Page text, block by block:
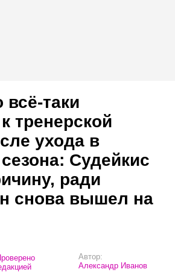
таки
тренерской
ухода в
Судейкис
ради
снова вышел на
Автор:
Александр Иванов